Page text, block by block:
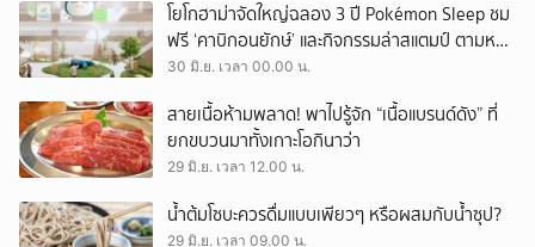
โยโกฮาม่าจัดใหญ่ฉลอง 3 ปี Pokémon Sleep ชม
ฟรี ‘คาบิกอนยักษ์’ และกิจกรรมล่าสแตมป์ ตามหา
โปเกมอนหลับปุ๋ย เริ่ม 17 กรกฎาคมนี้
30 มิ.ย. เวลา 00.00 น.
สายเนื้อห้ามพลาด! พาไปรู้จัก “เนื้อแบรนด์ดัง” ที่
ยกขบวนมาทั้งเกาะโอกินาว่า
29 มิ.ย. เวลา 12.00 น.
น้ำต้มโซบะควรดื่มแบบเพียวๆ หรือผสมกับน้ำซุป?
29 มิ.ย. เวลา 09.00 น.